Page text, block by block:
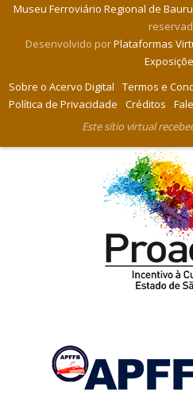
Museu Ferroviário Regional de Bauru
Desenvolvido porPlataformas
Sobre o Acervo Digital
Termos e
Política de Privacidade
Créditos
Este sítio virtual